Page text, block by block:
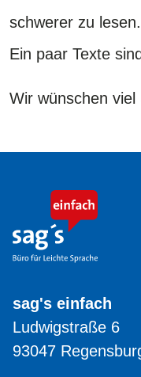
schwerer zu lesen.
Ein paar Texte
Wir wünschen
sag's einfach
Ludwigstraße 6
93047